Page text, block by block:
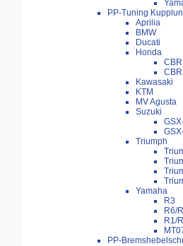
PP-Tuning
Aprilia
BMW
Ducati
Honda
Kawasaki
KTM
MV Agusta
Suzuki
Triumph
Yamaha
R3
R6/
R1/
PP-